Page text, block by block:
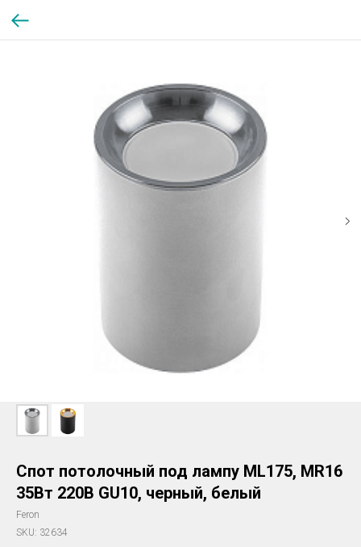
Спот потолочный под лампу ML175, MR16
35Вт 220В GU10, черный, белый
Feron
SKU: 32634